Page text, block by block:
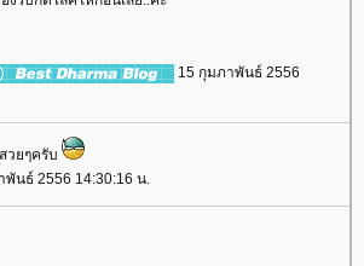
15 กุมภาพันธ์ 2556
วยๆครับ
พันธ์ 2556 14:30:16 น.